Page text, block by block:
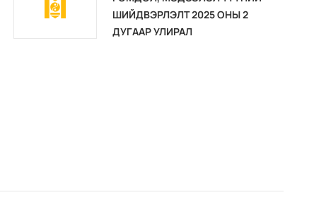
ШИЙДВЭРЛЭЛТ 2025 ОНЫ 2
ДУГААР УЛИРАЛ